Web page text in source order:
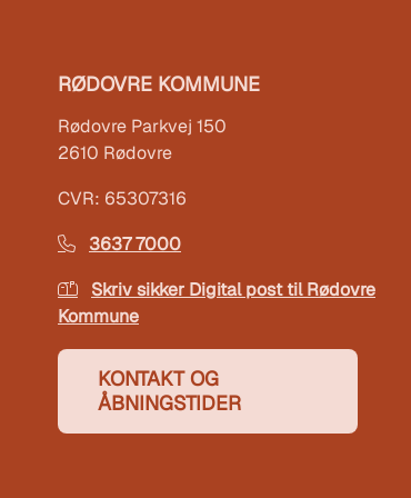
RØDOVRE KOMMUNE
Rødovre Parkvej 150
2610 Rødovre
CVR: 65307316
3637 7000
Skriv sikker Digital post til Rødovre
Kommune
KONTAKT OG
ÅBNINGSTIDER